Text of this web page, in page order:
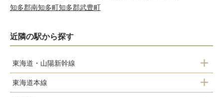
知多郡南知多町知多郡武豊町
近隣の駅から探す
東海道・山陽新幹線
豊橋駅
東海道本線